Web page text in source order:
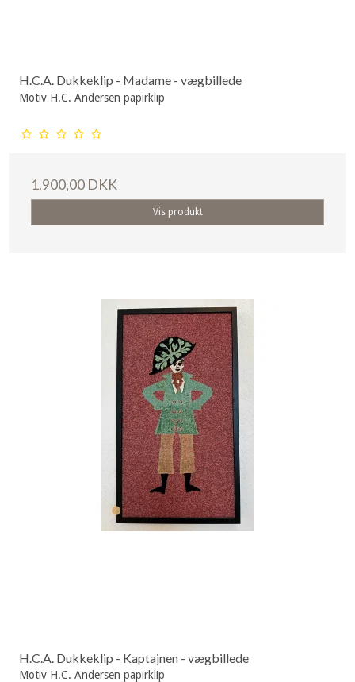
H.C.A. Dukkeklip - Madame - vægbillede
Motiv H.C. Andersen papirklip
1.900,00 DKK
Vis produkt
H.C.A. Dukkeklip - Kaptajnen - vægbillede
Motiv H.C. Andersen papirklip